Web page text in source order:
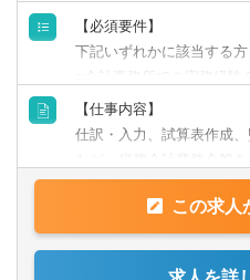
【必須要件】
下記いずれかに該当する方
■税理士試験1科目以上合格
■税理士試験勉強中の方
【歓迎要件】
■税理士有資格者
※実務経験が浅くても一
【仕事内容】
仕訳・入力、試算表作成
など、税務会計業務全般
★その他、資産税関連の
験・意欲に応じて株価算
この求人